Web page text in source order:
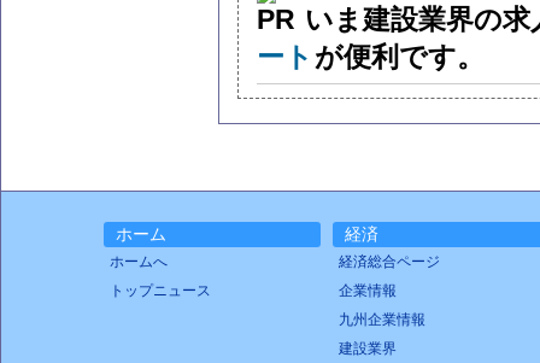
いま建設業界の
ート が便利です。
ホーム
ホームへ
トップニュース
経済
経済総合ページ
企業情報
九州企業情報
建設業界